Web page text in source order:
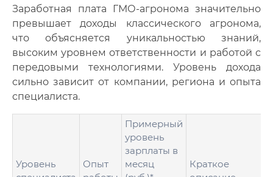
Заработная плата ГМО-агронома значительно
превышает доходы классического агронома,
что объясняется уникальностью знаний,
высоким уровнем ответственности и работой с
передовыми технологиями. Уровень дохода
сильно зависит от компании, региона и опыта
специалиста.
Уровень
Опыт
Примерный
уровень
зарплаты в
месяц
Краткое